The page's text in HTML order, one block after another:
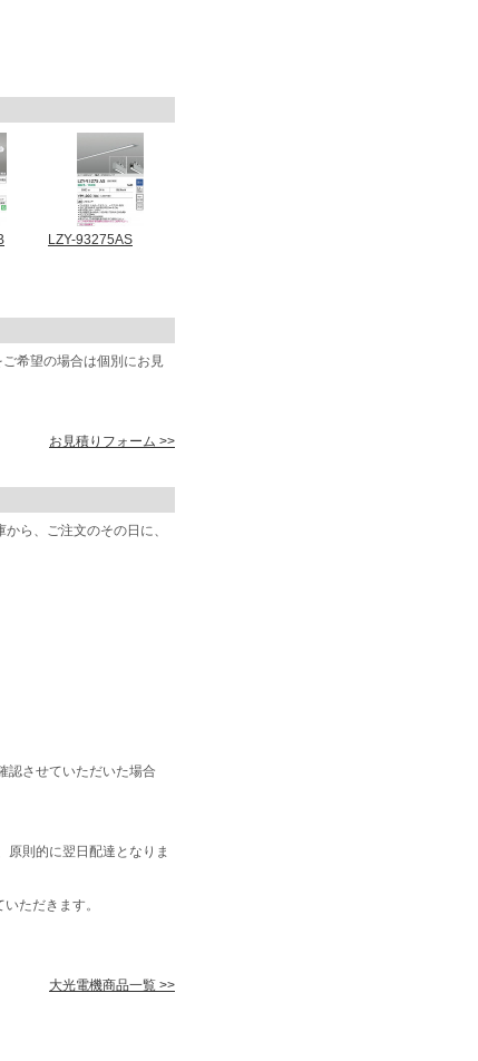
LZY-93275AS
希望の場合は個別にお見
お見積りフォーム >>
ら、ご注文のその日に、
させていただいた場合
則的に翌日配達となりま
ただきます。
大光電機商品一覧 >>